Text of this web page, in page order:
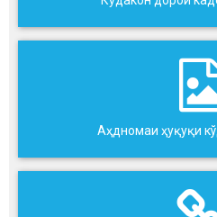
Аҳдномаи ҳуқуқи